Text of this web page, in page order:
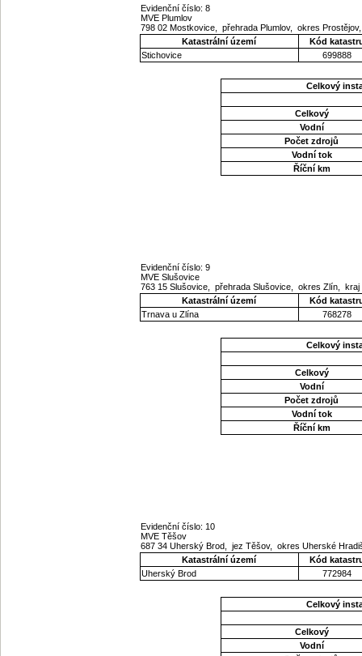
Evidenční číslo: 8
MVE Plumlov
798 02 Mostkovice, přehrada Plumlov, okres
Katastrální území
Kód
Stichovice
699888
Celkový
Celkový
Vodní
Počet zdrojů
Vodní tok
Říční km
Evidenční číslo: 9
MVE Slušovice
763 15 Slušovice, přehrada Slušovice, okres Zlín,
Katastrální území
Kód
Trnava u Zlína
768278
Celkový
Celkový
Vodní
Počet zdrojů
Vodní tok
Říční km
Evidenční číslo: 10
MVE Těšov
687 34 Uherský Brod, jez Těšov, okres Uherské
Katastrální území
Kód
Uherský Brod
772984
Celkový
Celkový
Vodní